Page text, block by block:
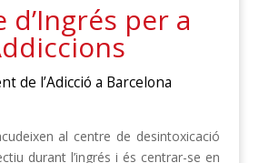
d’Ingrés per a
de l’Adicció a Barcelona
al centre de desintoxicació
durant l’ingrés i és centrar-se en